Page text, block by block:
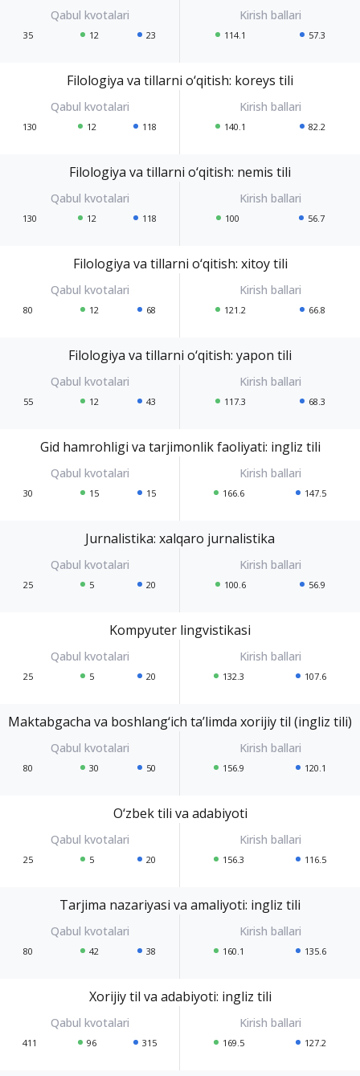
35 12 23 114.1 57.3
Filologiya va tillarni o‘qitish: koreys tili
130 12 118 140.1 82.2
Filologiya va tillarni o‘qitish: nemis tili
130 12 118 100 56.7
Filologiya va tillarni o‘qitish: xitoy tili
80 12 68 121.2 66.8
Filologiya va tillarni o‘qitish: yapon tili
55 12 43 117.3 68.3
Gid hamrohligi va tarjimonlik faoliyati: ingliz tili
30 15 15 166.6 147.5
Jurnalistika: xalqaro jurnalistika
25 5 20 100.6 56.9
Kompyuter lingvistikasi
25 5 20 132.3 107.6
Maktabgacha va boshlang‘ich ta’limda xorijiy til (ingliz tili)
80 30 50 156.9 120.1
O‘zbek tili va adabiyoti
25 5 20 156.3 116.5
Tarjima nazariyasi va amaliyoti: ingliz tili
80 42 38 160.1 135.6
Xorijiy til va adabiyoti: ingliz tili
411 96 315 169.5 127.2